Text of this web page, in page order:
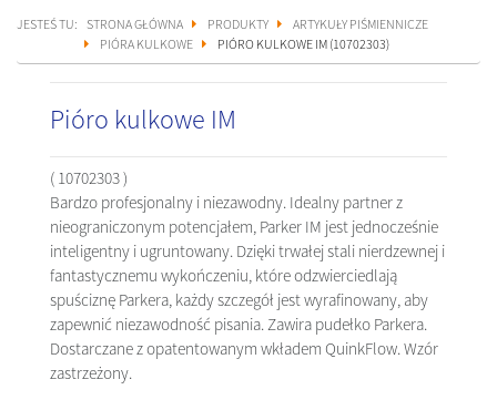
JESTEŚ TU: STRONA GŁÓWNA PRODUKTY
ARTYKUŁY PIŚMIENNICZE
PIÓRA KULKOWE
PIÓRO KULKOWE IM (10702303)
Pióro kulkowe IM
( 10702303 )
Bardzo profesjonalny i niezawodny. Idealny partner z
nieograniczonym potencjałem, Parker IM jest jednocześnie
inteligentny i ugruntowany. Dzięki trwałej stali nierdzewnej i
fantastycznemu wykończeniu, które odzwierciedlają
spuściznę Parkera, każdy szczegół jest wyrafinowany, aby
zapewnić niezawodność pisania. Zawira pudełko Parkera.
Dostarczane z opatentowanym wkładem QuinkFlow. Wzór
zastrzeżony.